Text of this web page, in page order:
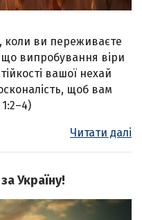
коли ви переживаєте
випробування віри
вашої нехай
щоб вам
Читати далі
Україну!